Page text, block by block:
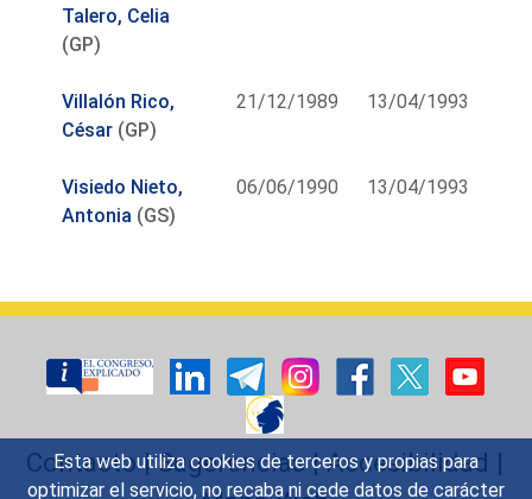
Esta web utiliza cookies de terceros y propias para
optimizar el servicio, no recaba ni cede datos de carácter
Talero, Celia
(GP)
Villalón Rico,
César (GP)
21/12/1989 13/04/1993
Visiedo Nieto,
Antonia (GS)
06/06/1990 13/04/1993
Contacto|Sugerencias|Accesibilidad |